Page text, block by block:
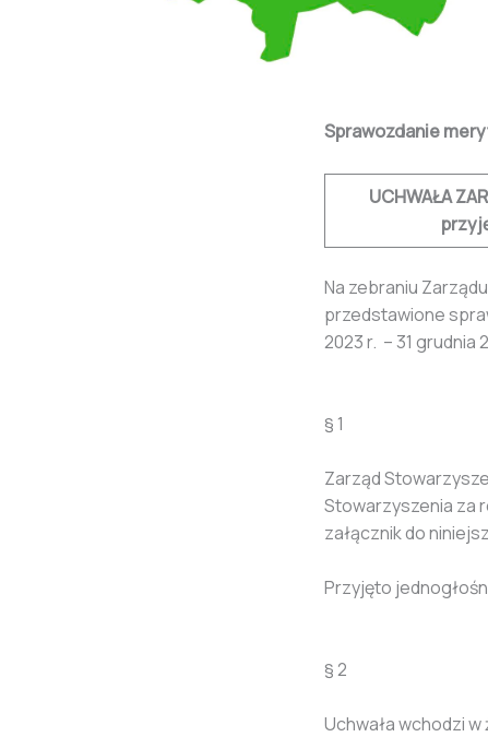
Sprawozdanie
UCHWAŁA
Na zebraniu
przedstawione
2023 r. – 31
§ 1
Zarząd
Stowarzyszenia za
załącznik do
Przyjęto
§ 2
Uchwała wchodzi